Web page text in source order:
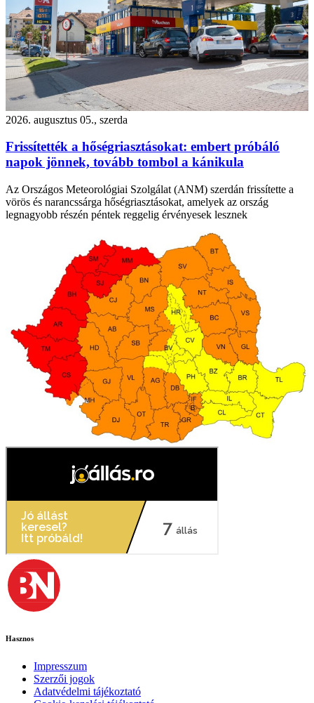
2026. augusztus 05., szerda
Frissítették a hőségriasztásokat: embert próbáló
napok jönnek, tovább tombol a kánikula
Az Országos Meteorológiai Szolgálat (ANM) szerdán frissítette a
vörös és narancssárga hőségriasztásokat, amelyek az ország
legnagyobb részén péntek reggelig érvényesek lesznek
Hasznos
Impresszum
Szerzői jogok
Adatvédelmi tájékoztató